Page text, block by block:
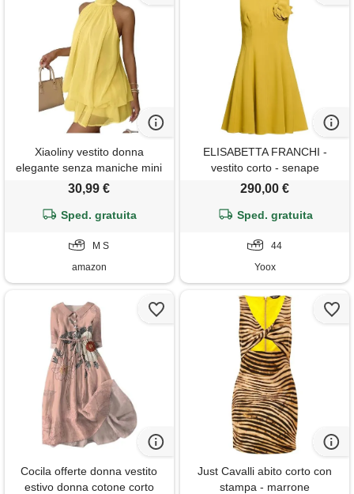
Xiaoliny vestito donna
elegante senza maniche mini
abito con scollo halter e volant
sexy abiti schiena scoperta
festa discoteca cocktail
30,99 €
Sped. gratuita
M S
amazon
ELISABETTA FRANCHI -
vestito corto - senape
290,00 €
Sped. gratuita
44
Yoox
Cocila offerte donna vestito
estivo donna cotone corto
Just Cavalli abito corto con
stampa - marrone